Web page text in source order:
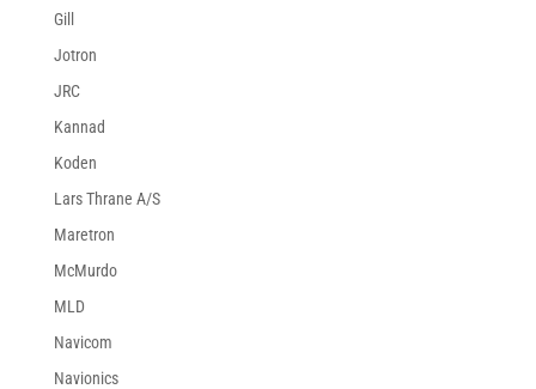
Gill
Jotron
JRC
Kannad
Koden
Lars Thrane A/S
Maretron
McMurdo
MLD
Navicom
Navionics